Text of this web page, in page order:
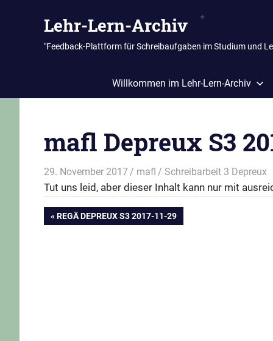
Lehr-Lern-Archiv
"Feedback-Plattform für Schreibaufgaben im Studium und
Willkommen im Lehr-Lern-Archiv
mafl Depreux S3
29. November 2017 mafl Schreibarbeit 3 Depreux
Tut uns leid, aber dieser Inhalt kann nur mit
Beitragsnavigation
VORHERIGER
REGÄ DEPREUX S3 2017-11-29